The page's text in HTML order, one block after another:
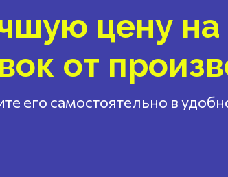
цену на
от
его самостоятельно в